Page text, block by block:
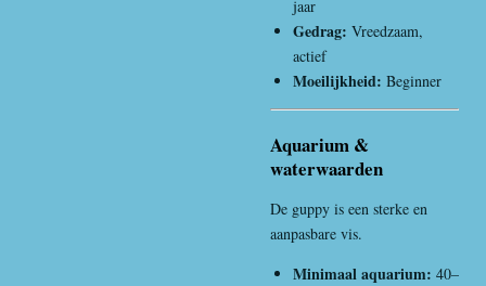
jaar
Gedrag: Vreedzaam,
actief
Moeilijkheid: Beginner
Aquarium &
waterwaarden
De guppy is een sterke en
aanpasbare vis.
Minimaal aquarium: 40–